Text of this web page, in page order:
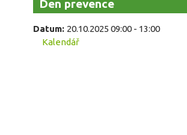
Den prevence
Datum: 20.10.2025 09:00 - 13:00
Kalendář